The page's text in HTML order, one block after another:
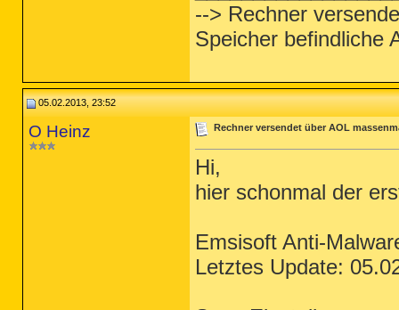
--> Rechner
Speicher befindliche
05.02.2013, 23:52
O Heinz Rechner versendet über AOL
Hi,
hier schonmal der
Emsisoft Anti-
Letztes Update: